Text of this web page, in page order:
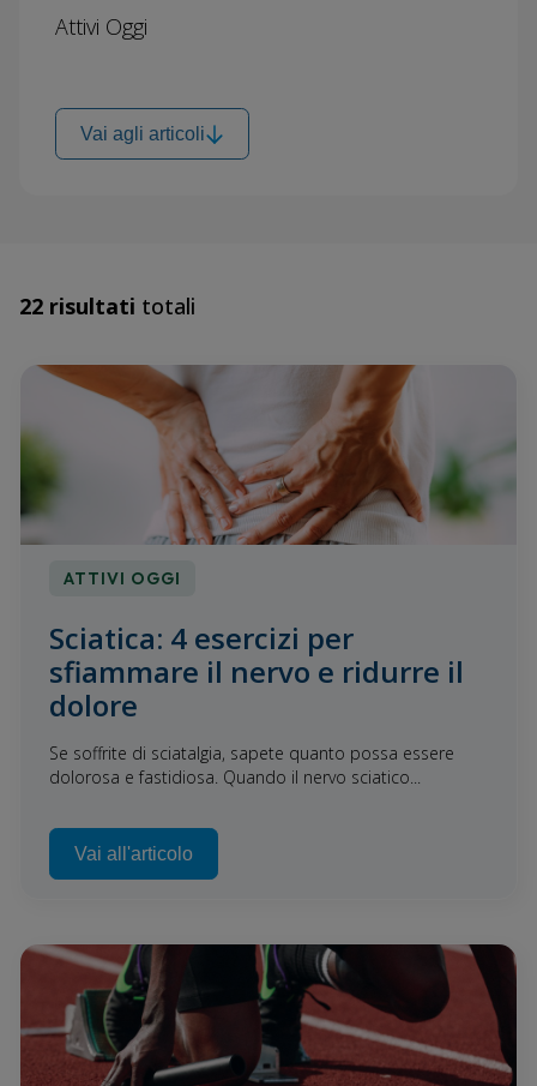
Attivi Oggi
Vai agli articoli
22 risultati totali
ATTIVI OGGI
Sciatica: 4 esercizi per
sfiammare il nervo e ridurre il
dolore
Se soffrite di sciatalgia, sapete quanto possa essere
dolorosa e fastidiosa. Quando il nervo sciatico...
Vai all'articolo